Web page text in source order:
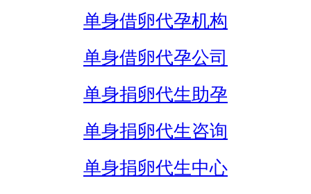
单身借卵代孕机构
单身借卵代孕公司
单身捐卵代生助孕
单身捐卵代生咨询
单身捐卵代生中心